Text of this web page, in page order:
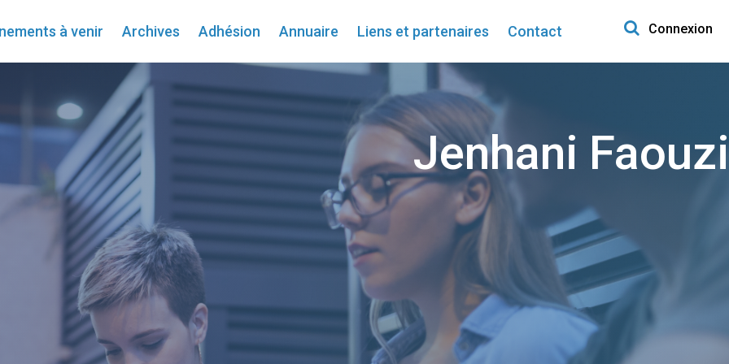
à venir Archives Adhésion Annuaire Liens et partenaires Contact
Search for:
Connexion
Jenhani Faouzi